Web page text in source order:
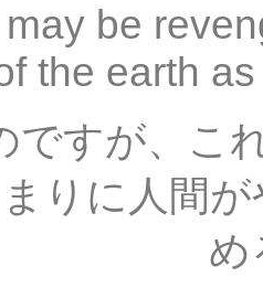
be
the earth
ですが、こ
りに人間
め